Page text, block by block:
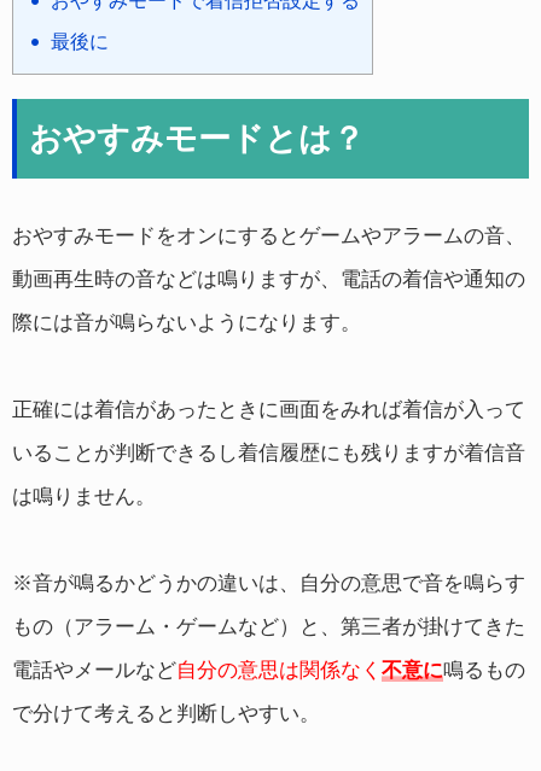
最後に
おやすみモードとは？
おやすみモードをオンにするとゲームやアラームの音、
動画再生時の音などは鳴りますが、電話の着信や通知の
際には音が鳴らないようになります。
正確には着信があったときに画面をみれば着信が入って
いることが判断できるし着信履歴にも残りますが着信音
は鳴りません。
※音が鳴るかどうかの違いは、自分の意思で音を鳴らす
もの（アラーム・ゲームなど）と、第三者が掛けてきた
電話やメールなど自分の意思は関係なく 不意に鳴るもの
で分けて考えると判断しやすい。